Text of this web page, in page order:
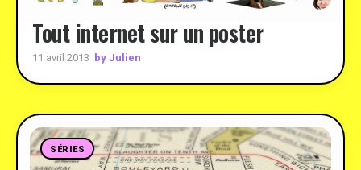
Tout internet sur un poster
11 avril 2013 by Julien
SÉRIES